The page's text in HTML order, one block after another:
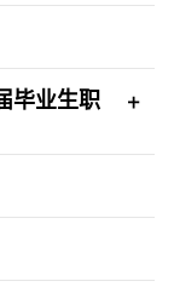
）。我们鼓励申
应届生招聘季
冬季 – 初春
请进行审核。符
聘人员面试，之
向最优秀的候选
毕业生职
人员解决方案等